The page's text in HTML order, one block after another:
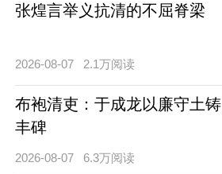
张煌言举义抗清的不屈脊梁
2026-08-07 2.1万阅读
布袍清吏：于成龙以廉守土铸
丰碑
2026-08-07 6.3万阅读